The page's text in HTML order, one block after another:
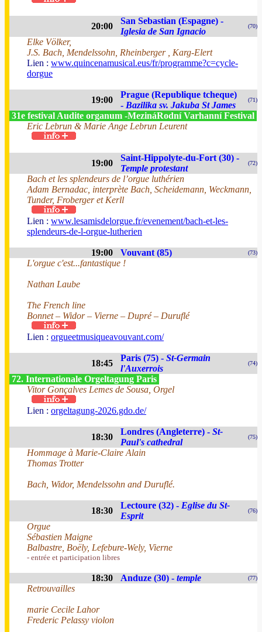
20:00
San Sebastian (Espagne) -
Iglesia de San Ignacio
(70)
Elke Völker,
J.S. Bach, Mendelssohn, Rheinberger , Karg-Elert
Lien : www.quincenamusical.eus/fr/programme?c=cycle-
dorgue
19:00
Prague (Republique tcheque)
- Bazilika sv. Jakuba St James
(71)
31e festival Audite organum -MezináRodní Varhanní Festival
Eric Lebrun & Marie Ange Lebrun Leurent
19:00
Saint-Hippolyte-du-Fort (30) -
Temple protestant
(72)
Bach et les splendeurs de l’orgue luthérien
Adam Bernadac, interprète Bach, Scheidemann, Weckmann,
Tunder, Froberger et Kerll
Lien : www.lesamisdelorgue.fr/evenement/bach-et-les-
splendeurs-de-l-orgue-lutherien
19:00 Vouvant (85) (73)
L'orgue c'est...fantastique !
Nathan Laube
The French line
Bonnet – Widor – Vierne – Dupré – Duruflé
Lien : orgueetmusiqueavouvant.com/
18:45
Paris (75) - St-Germain
l'Auxerrois
(74)
72. Internationale Orgeltagung Paris
Vitor Gonçalves Lemes de Sousa, Orgel
Lien : orgeltagung-2026.gdo.de/
18:30
Londres (Angleterre) - St-
Paul's cathedral
(75)
Hommage à Marie-Claire Alain
Thomas Trotter
Bach, Widor, Mendelssohn and Duruflé.
18:30
Lectoure (32) - Eglise du St-
Esprit
(76)
Orgue
Sébastien Maigne
Balbastre, Boëly, Lefebure-Wely, Vierne
- entrée et participation libres
18:30 Anduze (30) - temple (77)
Retrouvailles
marie Cecile Lahor
Frederic Pelassy violon